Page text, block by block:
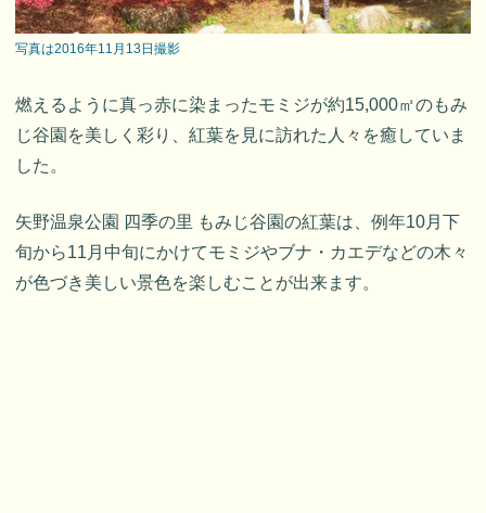
写真は2016年11月13日撮影
燃えるように真っ赤に染まったモミジが約15,000㎡のもみ
じ谷園を美しく彩り、紅葉を見に訪れた人々を癒していま
した。
矢野温泉公園 四季の里 もみじ谷園の紅葉は、例年10月下
旬から11月中旬にかけてモミジやブナ・カエデなどの木々
が色づき美しい景色を楽しむことが出来ます。